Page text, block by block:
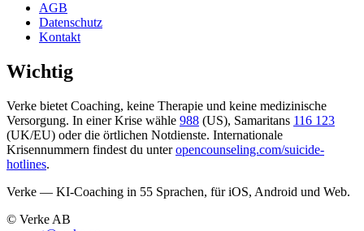
AGB
Datenschutz
Kontakt
Wichtig
Verke bietet Coaching, keine Therapie und keine medizinische
Versorgung. In einer Krise wähle 988 (US), Samaritans 116 123
(UK/EU) oder die örtlichen Notdienste. Internationale
Krisennummern findest du unter opencounseling.com/suicide-
hotlines.
Verke — KI-Coaching in 55 Sprachen, für iOS, Android und Web.
© Verke AB